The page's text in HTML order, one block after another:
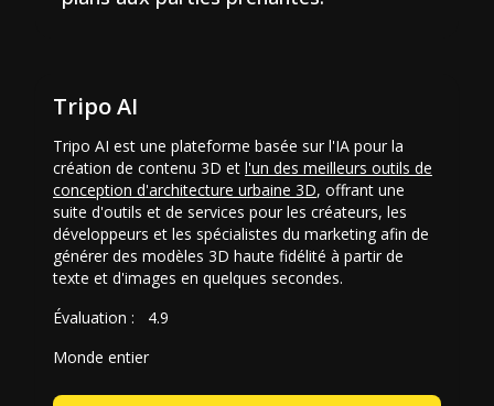
Tripo AI
Tripo AI est une plateforme basée sur l'IA pour la
création de contenu 3D et l'un des meilleurs outils de
conception d'architecture urbaine 3D, offrant une
suite d'outils et de services pour les créateurs, les
développeurs et les spécialistes du marketing afin de
générer des modèles 3D haute fidélité à partir de
texte et d'images en quelques secondes.
Évaluation :
4.9
Monde entier